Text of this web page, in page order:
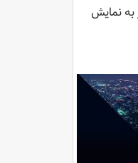
به نمایش